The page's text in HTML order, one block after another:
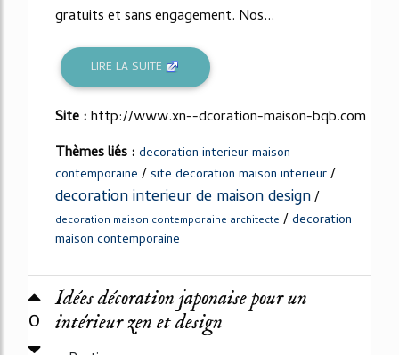
gratuits et sans engagement. Nos...
LIRE LA SUITE
Site :http://www.xn--dcoration-maison-bqb.com
Thèmes liés : decoration interieur maison
contemporaine /site decoration maison interieur/
decoration interieur de maison design/
decoration maison contemporaine architecte /decoration
maison contemporaine
0
Idées décoration japonaise pour un
intérieur zen et design